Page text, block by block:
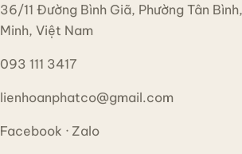
36/11 Đường Bình Giã, Phường Tân
Minh, Việt Nam
093 111 3417
lienhoanphatco@gmail.com
Facebook · Zalo